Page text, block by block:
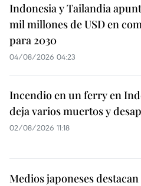
Indonesia y Tailandia
mil millones de USD en
para 2030
04/08/2026 04:23
Incendio en un ferry en
deja varios muertos y
02/08/2026 11:18
Medios japoneses